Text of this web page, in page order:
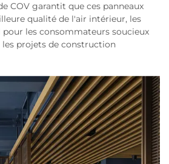
COV garantit que ces panneaux
qualité de l'air intérieur, les
les consommateurs soucieux
projets de construction